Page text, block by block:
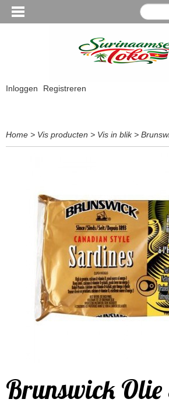
Inloggen Registreren
Home > Vis producten > Vis in blik>
Brunswick